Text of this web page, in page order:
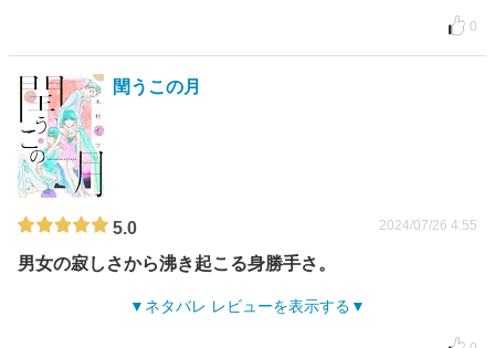
0
閏うこの月
5.0 2024/07/26 4:55
男女の寂しさから沸き起こる身勝手さ。
ネタバレ レビューを表示する